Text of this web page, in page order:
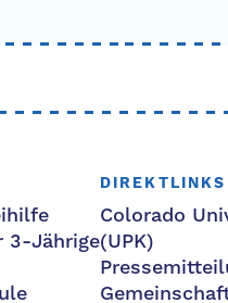
3-Jährige
DIREKTLINKS
Colorado
(UPK)